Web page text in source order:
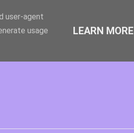
user-agent
usage
LEARN MORE